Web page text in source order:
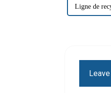
Ligne de